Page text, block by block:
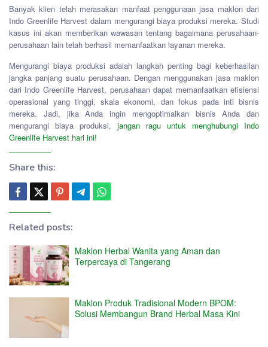
Banyak klien telah merasakan manfaat penggunaan jasa maklon dari
Indo Greenlife Harvest dalam mengurangi biaya produksi mereka. Studi
kasus ini akan memberikan wawasan tentang bagaimana perusahaan-
perusahaan lain telah berhasil memanfaatkan layanan mereka.
Mengurangi biaya produksi adalah langkah penting bagi keberhasilan
jangka panjang suatu perusahaan. Dengan menggunakan jasa maklon
dari Indo Greenlife Harvest, perusahaan dapat memanfaatkan efisiensi
operasional yang tinggi, skala ekonomi, dan fokus pada inti bisnis
mereka. Jadi, jika Anda ingin mengoptimalkan bisnis Anda dan
mengurangi biaya produksi, jangan ragu untuk menghubungi Indo
Greenlife Harvest hari ini!
Share this:
Related posts:
Maklon Herbal Wanita yang Aman dan
Terpercaya di Tangerang
Maklon Produk Tradisional Modern BPOM:
Solusi Membangun Brand Herbal Masa Kini